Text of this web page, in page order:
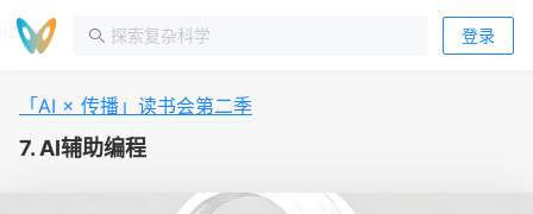
登录
「AI × 传播」读书会第二季
7. AI辅助编程